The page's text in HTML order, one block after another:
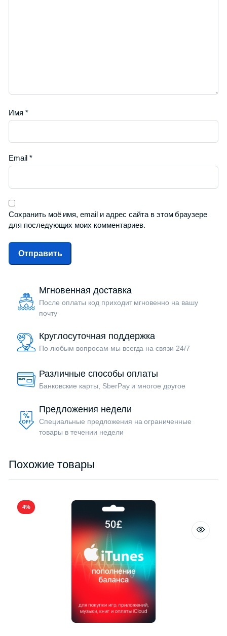
Имя *
Email *
Сохранить моё имя, email и адрес сайта в этом браузере
для последующих моих комментариев.
Мгновенная доставка
После оплаты код приходит мгновенно на вашу
почту
Круглосуточная поддержка
По любым вопросам мы всегда на связи 24/7
Различные способы оплаты
Банковские карты, SberPay и многое другое
Предложения недели
Специальные предложения на ограниченные
товары в течении недели
Похожие товары
4%